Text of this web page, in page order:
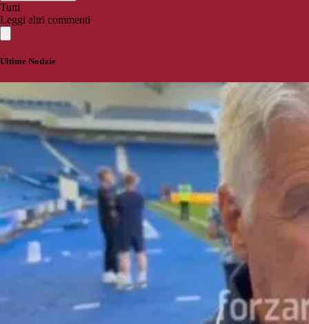
Tutti
Leggi altri commenti
Ultime Notizie